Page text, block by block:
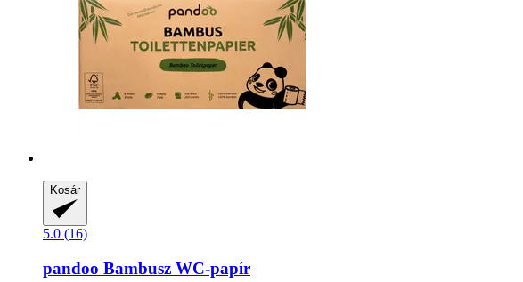
Kosár
5.0 (16)
pandoo Bambusz WC-​papír